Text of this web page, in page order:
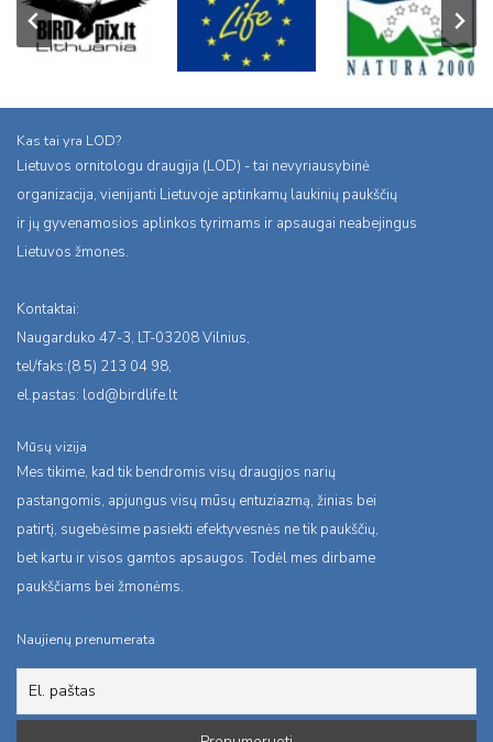
Kas tai yra LOD?
Lietuvos ornitologu draugija (LOD) - tai nevyriausybinė
organizacija, vienijanti Lietuvoje aptinkamų laukinių paukščių
ir jų gyvenamosios aplinkos tyrimams ir apsaugai neabejingus
Lietuvos žmones.
Kontaktai:
Naugarduko 47-3, LT-03208 Vilnius,
tel/faks:(8 5) 213 04 98,
el.pastas: lod@birdlife.lt
Mūsų vizija
Mes tikime, kad tik bendromis visų draugijos narių
pastangomis, apjungus visų mūsų entuziazmą, žinias bei
patirtį, sugebėsime pasiekti efektyvesnės ne tik paukščių,
bet kartu ir visos gamtos apsaugos. Todėl mes dirbame
paukščiams bei žmonėms.
Naujienų prenumerata